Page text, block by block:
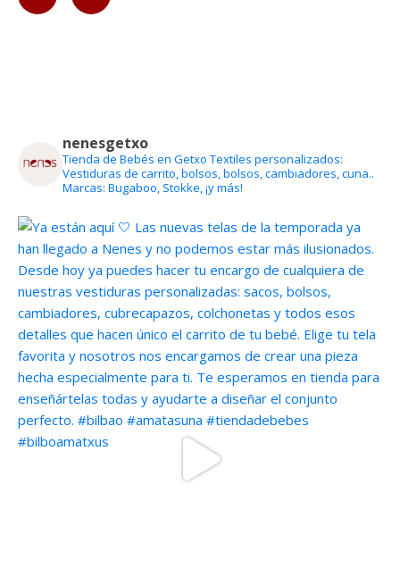
nenesgetxo
Tienda de Bebés en Getxo Textiles personalizados:
Vestiduras de carrito, bolsos, bolsos, cambiadores, cuna..
Marcas: Bugaboo, Stokke, ¡y más!